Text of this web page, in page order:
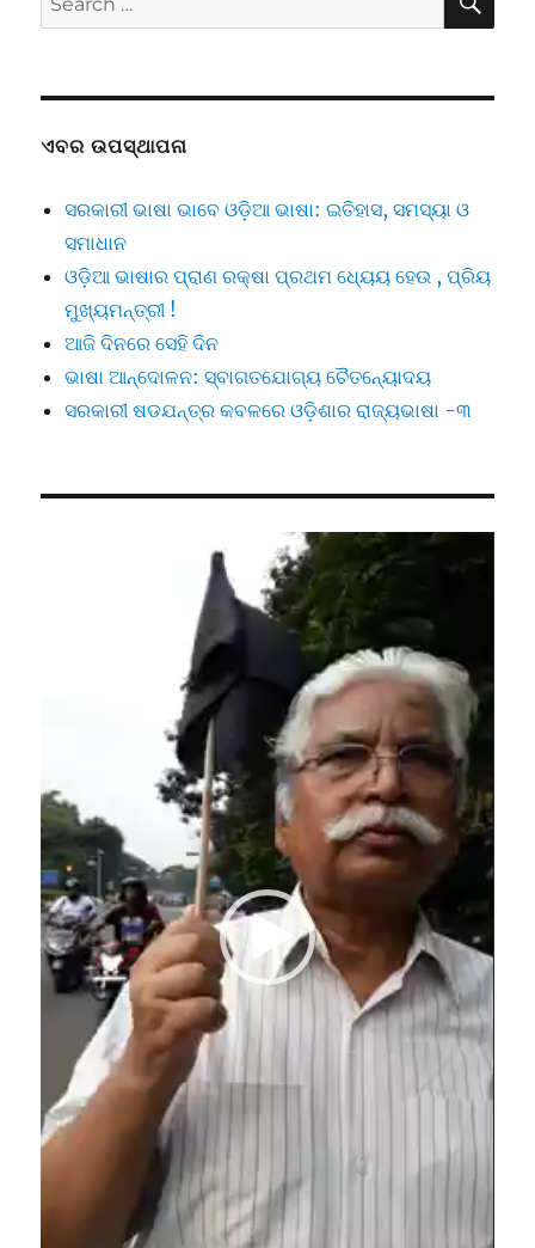
for:
ଏବର ଉପସ୍ଥାପନା
ସରକାରୀ ଭାଷା ଭାବେ ଓଡ଼ିଆ ଭାଷା: ଇତିହାସ, ସମସ୍ୟା ଓ
ସମାଧାନ
ଓଡ଼ିଆ ଭାଷାର ପ୍ରାଣ ରକ୍ଷା ପ୍ରଥମ ଧ୍ୟେୟ ହେଉ , ପ୍ରିୟ
ମୁଖ୍ୟମନ୍ତ୍ରୀ !
ଆଜି ଦିନରେ ସେହି ଦିନ
ଭାଷା ଆନ୍ଦୋଳନ: ସ୍ବାଗତଯୋଗ୍ୟ ଚୈତନ୍ୟୋଦୟ
ସରକାରୀ ଷଡଯନ୍ତ୍ର କବଳରେ ଓଡ଼ିଶାର ରାଜ୍ୟଭାଷା -୩